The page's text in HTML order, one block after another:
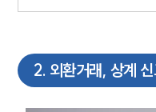
2. 외환거래, 상계